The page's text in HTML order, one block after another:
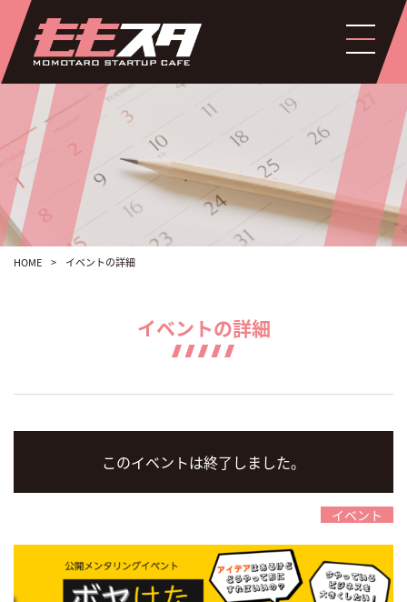
HOME > イベントの詳細
イベントの詳細
このイベントは終了しました。
イベント